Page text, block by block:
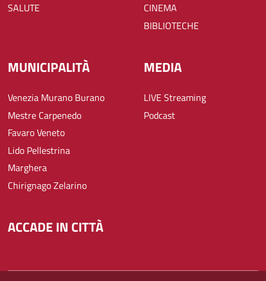
SALUTE
CINEMA
BIBLIOTECHE
MUNICIPALITÀ
Venezia Murano Burano
Mestre Carpenedo
Favaro Veneto
Lido Pellestrina
Marghera
Chirignago Zelarino
MEDIA
LIVE Streaming
Podcast
ACCADE IN CITTÀ